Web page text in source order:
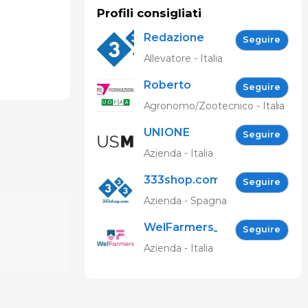
Profili consigliati
Redazione
333
Seguire
Allevatore - Italia
Roberto
Spelta
Seguire
Agronomo/Zootecnico - Italia
UNIONE
SUINICOLTORI
Seguire
Azienda - Italia
333shop.com
IT
Seguire
Azienda - Spagna
WelFarmers_IT Seguire
Azienda - Italia